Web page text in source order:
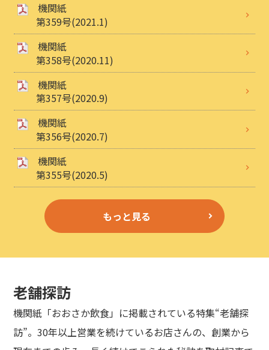
機関紙
第359号(2021.1)
機関紙
第358号(2020.11)
機関紙
第357号(2020.9)
機関紙
第356号(2020.7)
機関紙
第355号(2020.5)
もっと見る
老舗探訪
機関紙「おおさか飲食」に掲載されている特集“老舗探
訪”。30年以上営業を続けているお店さんの、創業から